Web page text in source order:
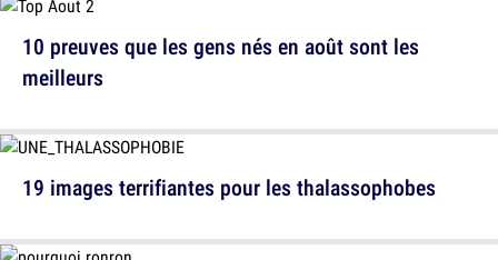
10 preuves que les gens nés en août sont les
meilleurs
19 images terrifiantes pour les thalassophobes